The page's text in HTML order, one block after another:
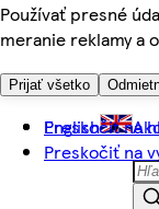
Používať presné
meranie reklamy a
Prijať všetko
Preskočiť na
Preskočiť na
English